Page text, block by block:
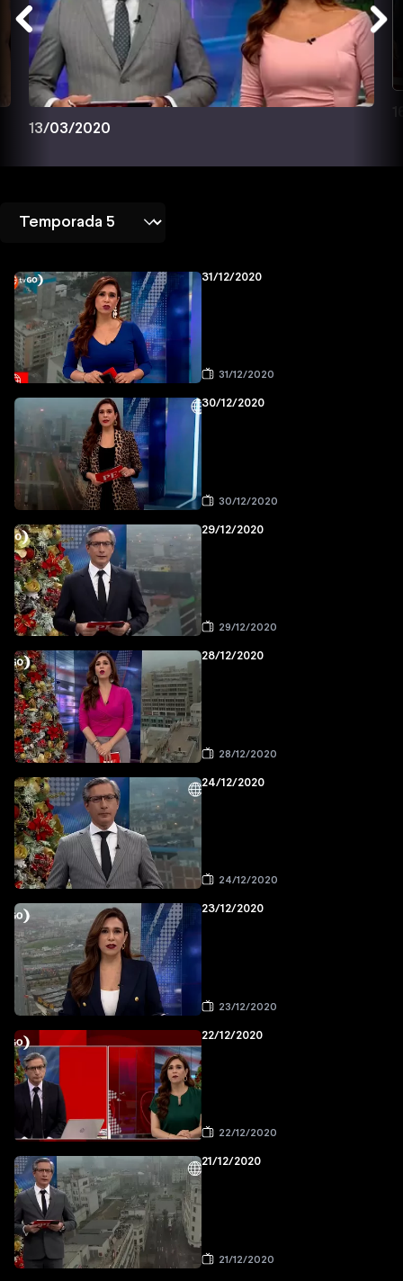
13/03/2020
31/12/2020
31/12/2020
30/12/2020
30/12/2020
29/12/2020
29/12/2020
28/12/2020
28/12/2020
24/12/2020
24/12/2020
23/12/2020
23/12/2020
22/12/2020
22/12/2020
21/12/2020
21/12/2020